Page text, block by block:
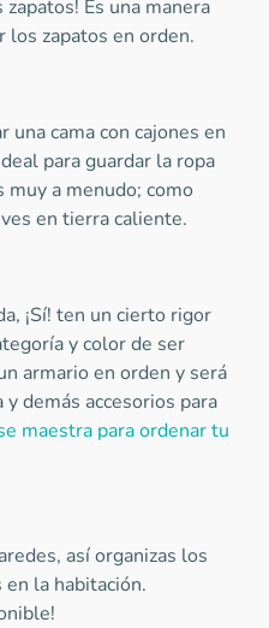
Es una manera
los zapatos en orden.
una cama con cajones en
para guardar la ropa
muy a menudo; como
en tierra caliente.
¡Sí! ten un cierto rigor
y color de ser
armario en orden y será
y demás accesorios para
maestra para ordenar tu
así organizas los
la habitación.